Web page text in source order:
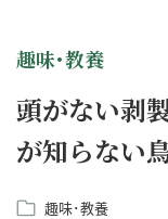
趣味･教養
頭がない剥
が知らない
趣味･教養